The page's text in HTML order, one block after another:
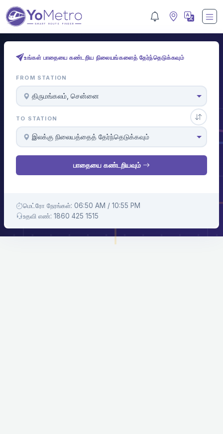
உங்கள் பாதையை கண்டறிய நிலையங்களைத் தேர்ந்தெடுக்கவும்
FROM STATION
திருமங்கலம், சென்னை
TO STATION
இலக்கு நிலையத்தைத் தேர்ந்தெடுக்கவும்
பாதையை கண்டறியவும்
மெட்ரோ நேரங்கள்: 06:50 AM / 10:55 PM
உதவி எண்: 1860 425 1515